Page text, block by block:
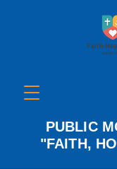
PUBLIC
"FAITH,